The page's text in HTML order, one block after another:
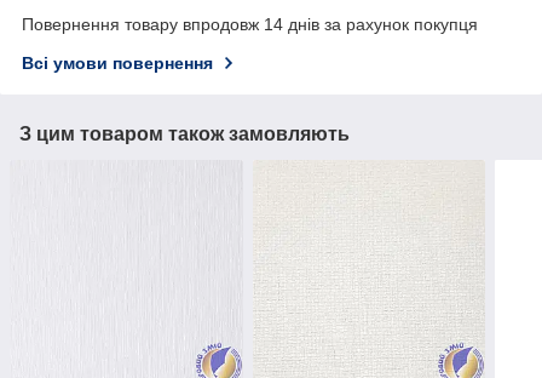
Повернення товару впродовж 14 днів за рахунок покупця
Всі умови повернення
З цим товаром також замовляють